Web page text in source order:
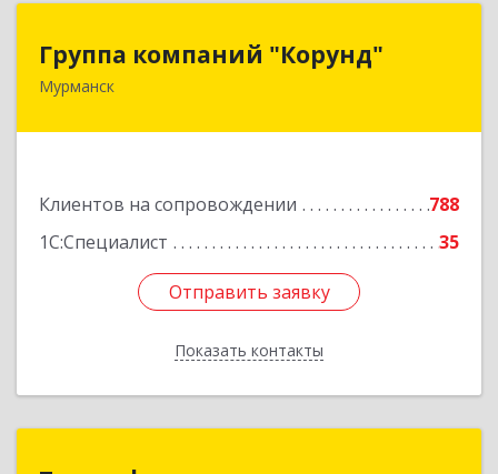
Группа компаний "Корунд"
Мурманск
Клиентов на сопровождении
788
1С:Специалист
35
Отправить заявку
Показать контакты
Группа компаний "Корунд"
183025, Мурманская обл, Мурманск г, Тарана
Отправить заявку
Назад